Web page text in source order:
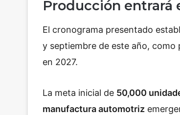
Producción entrará
El cronograma presentado
y septiembre de este año,
en 2027.
La meta inicial de 50,000
manufactura automotriz